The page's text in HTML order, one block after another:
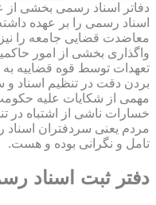
دفاتر اسناد رسمی بخشی
اسناد رسمی را بر عهده
معاضدت قضایی جامعه را
واگذاری بخشی از امور
تعهدات توسط قوه قضاییه
بردن دقت در تنظیم اسناد
مهمی از شکایات علیه
خسارات ناشی از اشتباه در
مردم یعنی سردفتران
تامل و نگرانی بوده و هست.
دفتر ثبت اسناد